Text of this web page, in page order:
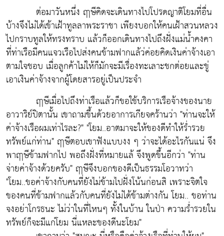
ต่อมาวันหนึ่ง ฤๅษีคิดจะเดินทางไปโปรดญาติโยมที่อื่น
บ้างจึงไม่ได้เข้าเฝ้าทูลลาพระราชา เพียงบอกให้คนเฝ้าสวนหลวง
ไปกราบทูลให้ทรงทราบ แล้วก็ออกเดินทางไปถึงฝั่งแม่น้ำคงคา
ที่ท่าเรือมีคนแจวเรือไปส่งคนข้ามฟากแล้ว่ค่อยคิดเงินค่าจ้างเอา
ตามใจชอบ เมื่อลูกค้าไม่ให้ก็มักจะมีเรื่องทะเลาะชกต่อยและขู่
เอาเงินค่าจ้างจากผู้โดยสารอยู่เป็นประจำ
ฤๅษีเมื่อไปถึงท่าเรือแล้วก็ขอใช้บริการเรือจ้างของนาย
อาวาริย์ปิตานั้น เขาถามขึ้นด้วยอาการเกียจคร้านว่า "ท่านจะให้
ค่าจ้างเรือผมเท่าไรละ?" "โยม..อาตมาจะให้ของดีทำให้ร่ำรวย
ทรัพย์แก่ท่าน" ฤๅษีตอบเขาฟังแบบงง ๆ ว่าจะได้อะไรกันแน่ จึง
พาฤๅษีข้ามฟากไป พอถึงฝั่งที่หมายแล้ จึงพูดขึ้นอีกว่า "ท่าน
จ่ายค่าจ้างด้วยครับ" ฤๅษีจึงบอกของดีเป็นธรรมโอวาทว่า
"โยม..ขอค่าจ้างกับคนที่ยังไม่ข้ามไปฝั่งโน้นก่อนสิ เพราะจิตใจ
ของคนที่ข้ามฟากแล้วกับคนที่ยังไม่ได้ข้ามต่างกัน โยม.. ขอท่าน
จงอย่าโกรธนะ ไม่ว่าในที่ไหนๆ ทั้งในบ้าน ในป่า ความร่ำรวยใน
ทรัพย์ก็จะมีแก่โยม นี่แหละของดีนะโยม"